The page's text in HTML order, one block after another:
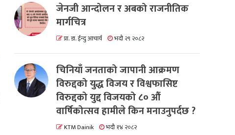
जेनजी आन्दोलन र अबको राजनीतिक
मार्गचित्र
प्रा. डा. ईन्दु आचार्य भदौ २९ २०८२
चिनियाँ जनताको जापानी आक्रमण
विरुद्दको युद्ध विजय र विश्वफासिष्ट
विरुद्दको युद्द विजयको ८० औं
वार्षिकोत्सव हामीले किन मनाउनुपर्दछ ?
KTM Dainik भदौ १४ २०८२